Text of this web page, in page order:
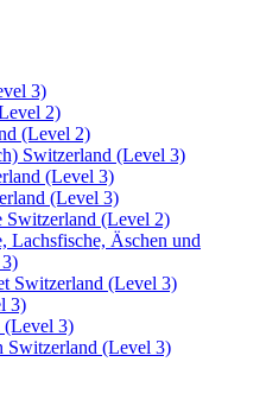
3)
2)
(Level 2)
Switzerland (Level 3)
(Level 3)
(Level 3)
Switzerland (Level 2)
Lachsfische, Äschen und
Switzerland (Level 3)
3)
(Level 3)
Switzerland (Level 3)